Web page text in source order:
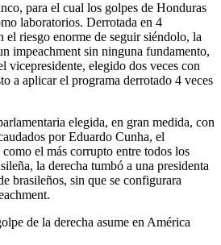
para el cual los golpes de Honduras
laboratorios. Derrotada en 4
el riesgo enorme de seguir siéndolo, la
impeachment sin ninguna fundamento,
vicepresidente, elegido dos veces con
a aplicar el programa derrotado 4 veces
elegida, en gran medida, con
por Eduardo Cunha, el
el más corrupto entre todos los
la derecha tumbó a una presidenta
brasileños, sin que se configurara
de la derecha asume en América